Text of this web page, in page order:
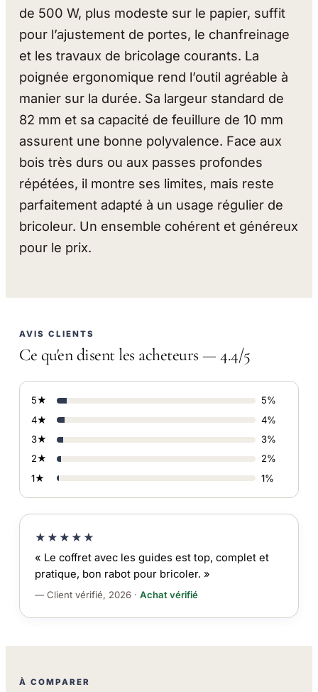
de 500 W, plus modeste sur le papier, suffit
pour l’ajustement de portes, le chanfreinage
et les travaux de bricolage courants. La
poignée ergonomique rend l’outil agréable à
manier sur la durée. Sa largeur standard de
82 mm et sa capacité de feuillure de 10 mm
assurent une bonne polyvalence. Face aux
bois très durs ou aux passes profondes
répétées, il montre ses limites, mais reste
parfaitement adapté à un usage régulier de
bricoleur. Un ensemble cohérent et généreux
pour le prix.
AVIS CLIENTS
Ce qu'en disent les acheteurs — 4.4/5
5★
5%
4★
4%
3★
3%
2★
2%
1★
1%
★★★★★
« Le coffret avec les guides est top, complet et
pratique, bon rabot pour bricoler. »
— Client vérifié, 2026 · Achat vérifié
À COMPARER